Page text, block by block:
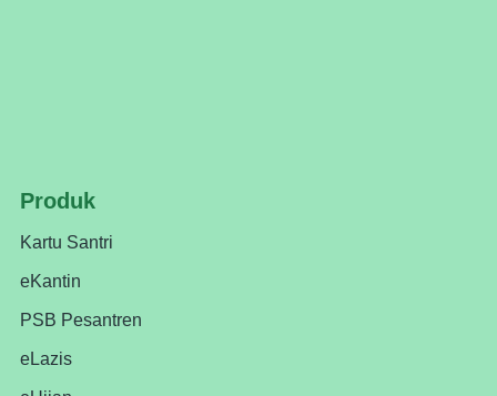
Produk
Kartu Santri
eKantin
PSB Pesantren
eLazis